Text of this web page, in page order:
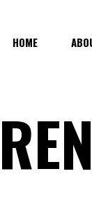
HOME